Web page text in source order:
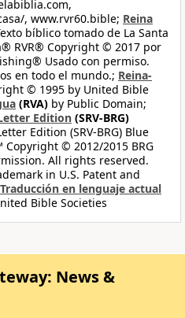
, www.rvr60.bible; Reina
bíblico tomado de La Santa
RVR® Copyright © 2017 por
Usado con permiso.
en todo el mundo.; Reina-
© 1995 by United Bible
(RVA) by Public Domain;
Edition (SRV-BRG)
Edition (SRV-BRG) Blue
© 2012/2015 BRG
All rights reserved.
in U.S. Patent and
Traducción en lenguaje actual
Bible Societies
News &